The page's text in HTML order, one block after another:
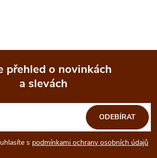
přehled o novinkách
a slevách
s podmínkami ochrany osobních údajů
ODEBÍRAT